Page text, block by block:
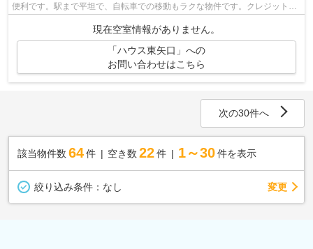
便利です。駅まで平坦で、自転車での移動もラクな物件です。クレジットカ
現在空室情報がありません。
「ハウス東矢口」への
お問い合わせはこちら
次の30件へ
該当物件数 64件 空き数 22 件 1～30 件を表示
絞り込み条件： なし 変更